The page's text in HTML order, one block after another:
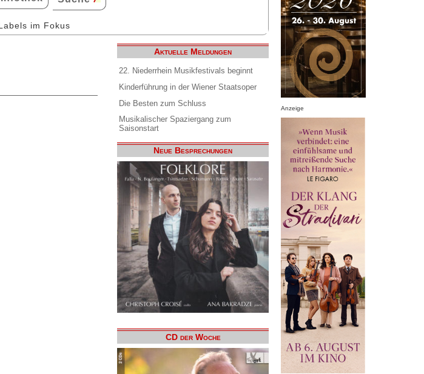
im Fokus
Aktuelle Meldungen
22. Niederrhein Musikfestivals beginnt
Kinderführung in der Wiener Staatsoper
Die Besten zum Schluss
Musikalischer Spaziergang zum
Saisonstart
Neue Besprechungen
CD der Woche
Anzeige